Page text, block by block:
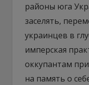
районы юга
заселять,
украинцев в
имперская
оккупантам
на память о